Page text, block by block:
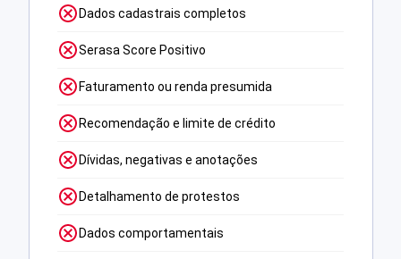
Dados cadastrais completos
Serasa Score Positivo
Faturamento ou renda presumida
Recomendação e limite de crédito
Dívidas, negativas e anotações
Detalhamento de protestos
Dados comportamentais